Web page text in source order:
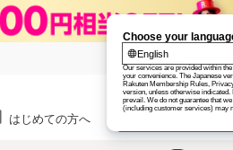
はじめての方へ